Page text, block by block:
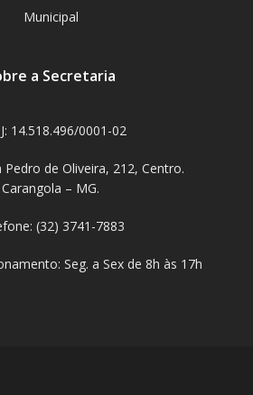
Municipal
a Secretaria
14.518.496/0001-02
Pedro de Oliveira, 212, Centro.
Carangola – MG.
(32) 3741-7883
Seg. a Sex de 8h às 17h